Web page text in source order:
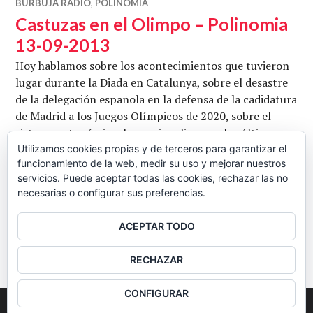
BURBUJA RADIO, POLINOMIA
Castuzas en el Olimpo – Polinomia
13-09-2013
Hoy hablamos sobre los acontecimientos que tuvieron
lugar durante la Diada en Catalunya, sobre el desastre
de la delegación española en la defensa de la cadidatura
de Madrid a los Juegos Olímpicos de 2020, sobre el
sistema autonómico, los nacionalismos y los últimos
tejemanejes de la castuza. Con Jorge Batista Prats.
Conduce Pepe Crespo. Escuchar y/o descargar en ivoox.
Fotografía de CallafelvaloSeguir leyendoCastuzas en
BARRA
LATERAL
2026 Colectivo Burbuja
Utilizamos cookies propias y de terceros para garantizar el
funcionamiento de la web, medir su uso y mejorar nuestros
servicios. Puede aceptar todas las cookies, rechazar las no
necesarias o configurar sus preferencias.
ACEPTAR TODO
RECHAZAR
CONFIGURAR